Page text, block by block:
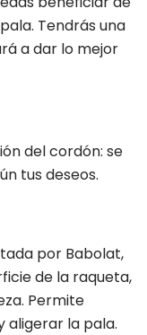
Tendrás una
a dar lo mejor
del cordón: se
tus deseos.
por Babolat,
de la raqueta,
Permite
aligerar la pala.